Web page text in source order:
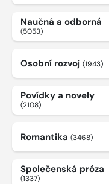
Naučná a odborná
(5053)
Osobní rozvoj (1943)
Povídky a novely
(2108)
Romantika (3468)
Společenská próza
(1337)